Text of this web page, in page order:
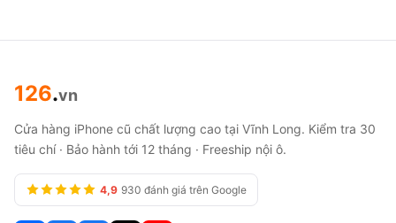
126.vn
Cửa hàng iPhone cũ chất lượng cao tại Vĩnh Long. Kiểm tra 30
tiêu chí · Bảo hành tới 12 tháng · Freeship nội ô.
4,9 930 đánh giá trên Google